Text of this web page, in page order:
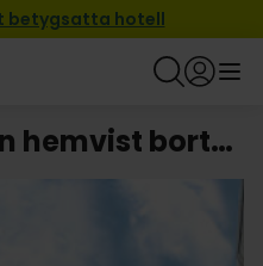
betygsatta hotell
Hotell i Viborg: Din hemvist borta från hemmet!